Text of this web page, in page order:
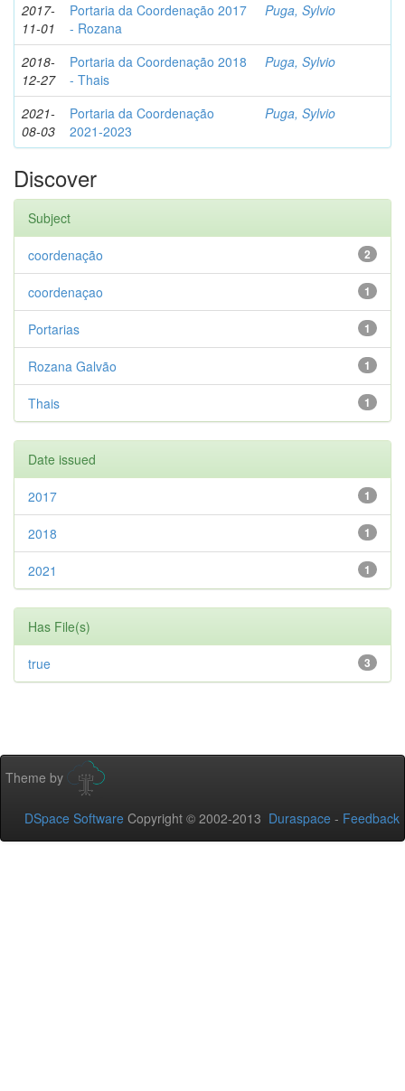
2017-
11-01
Portaria da Coordenação 2017
- Rozana
Puga, Sylvio
2018-
12-27
Portaria da Coordenação 2018
- Thais
Puga, Sylvio
2021-
08-03
Portaria da Coordenação
2021-2023
Puga, Sylvio
Discover
Subject
2
coordenação
1
coordenaçao
1
Portarias
1
Rozana Galvão
1
Thais
Date issued
1
2017
1
2018
1
2021
Has File(s)
3
true
Theme by
DSpace Software Copyright © 2002-2013 Duraspace - Feedback